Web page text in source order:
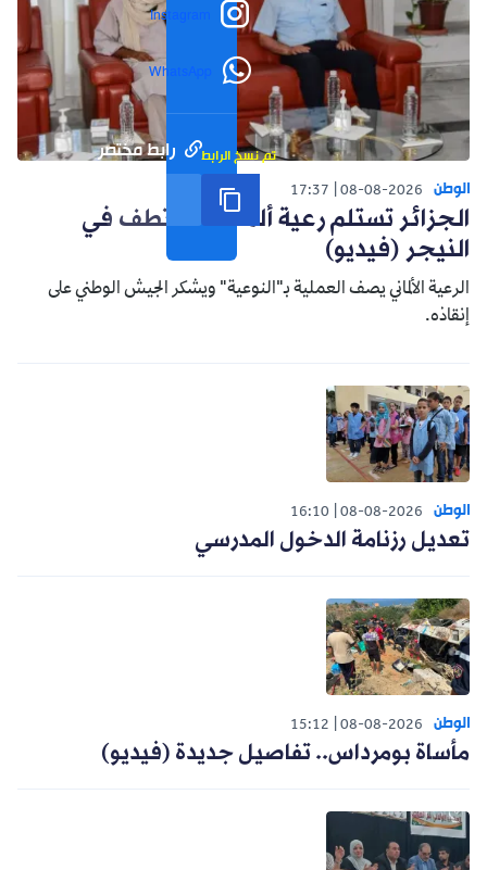
Instagram
WhatsApp
رابط مختصر تم نسخ الرابط
الوطن 08-08-2026
17:37
الجزائر تستلم رعية ألماني مختطف في
النيجر (فيديو)
الرعية الألماني يصف العملية بـ"النوعية" ويشكر الجيش الوطني على
إنقاذه.
الوطن 08-08-2026
16:10
تعديل رزنامة الدخول المدرسي
الوطن 08-08-2026
15:12
مأساة بومرداس.. تفاصيل جديدة (فيديو)